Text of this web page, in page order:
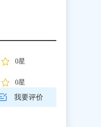
0星
0星
我要评价